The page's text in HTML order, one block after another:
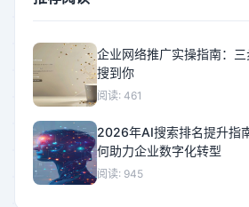
企业网络推广实操指南：
搜到你
阅读: 461
2026年AI搜索排名提升指
何助力企业数字化转型
阅读: 945